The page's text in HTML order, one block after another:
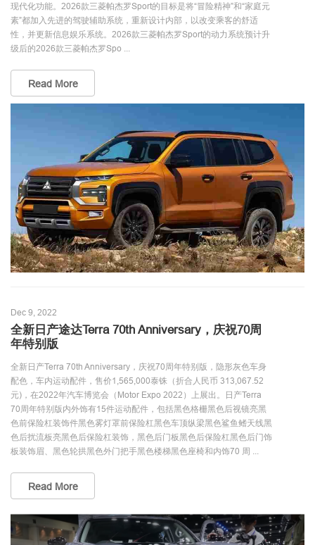
现代化功能。2026款三菱帕杰罗Sport的目标是将“冒险精神”和“家庭元
素”都加入先进的驾驶辅助系统，重新设计内部，以改变乘客的舒适
性，并更新信息娱乐系统。2026款三菱帕杰罗Sport的动力系统预计升
级后的2026款三菱帕杰罗Spo ...
Read More
Dec 9, 2022
全新日产途达Terra 70th Anniversary，庆祝70周
年特别版
全新日产Terra 70th Anniversary，庆祝70周年特别版，隐形灰色车身
配色，车内运动配件，售价1,565,000泰铢（折合人民币 313,067.52
元)，在2022年汽车博览会（Motor Expo 2022）上展出。日产Terra
70周年特别版内外饰有15件运动配件，包括黑色格栅黑色后视镜亮黑
色前保险杠装饰件黑色雾灯罩前保险杠黑色车顶纵梁黑色鲨鱼鳍天线黑
色后扰流板亮黑色后保险杠装饰，黑色后门板黑色后保险杠黑色后门饰
板装饰眉、黑色轮拱黑色外门把手黑色楼梯黑色座椅和内饰70 周 ...
Read More